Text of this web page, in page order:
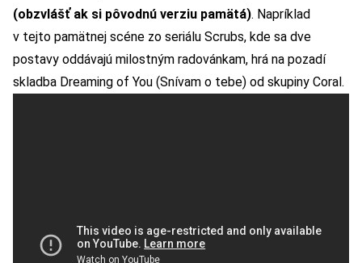
(obzvlášť ak si pôvodnú verziu pamätá). Napríklad
v tejto pamätnej scéne zo seriálu Scrubs, kde sa dve
postavy oddávajú milostným radovánkam, hrá na pozadí
skladba Dreaming of You (Snívam o tebe) od skupiny Coral.